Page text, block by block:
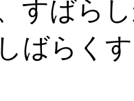
すばら
ばらく